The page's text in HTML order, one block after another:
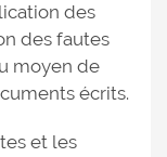
des
des fautes
moyen de
écrits.
et les